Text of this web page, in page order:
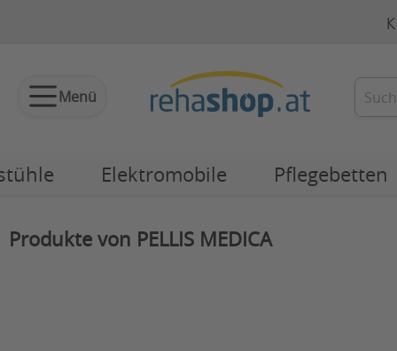
Menü
Elektromobile Pflegebetten
Produkte von PELLIS MEDICA